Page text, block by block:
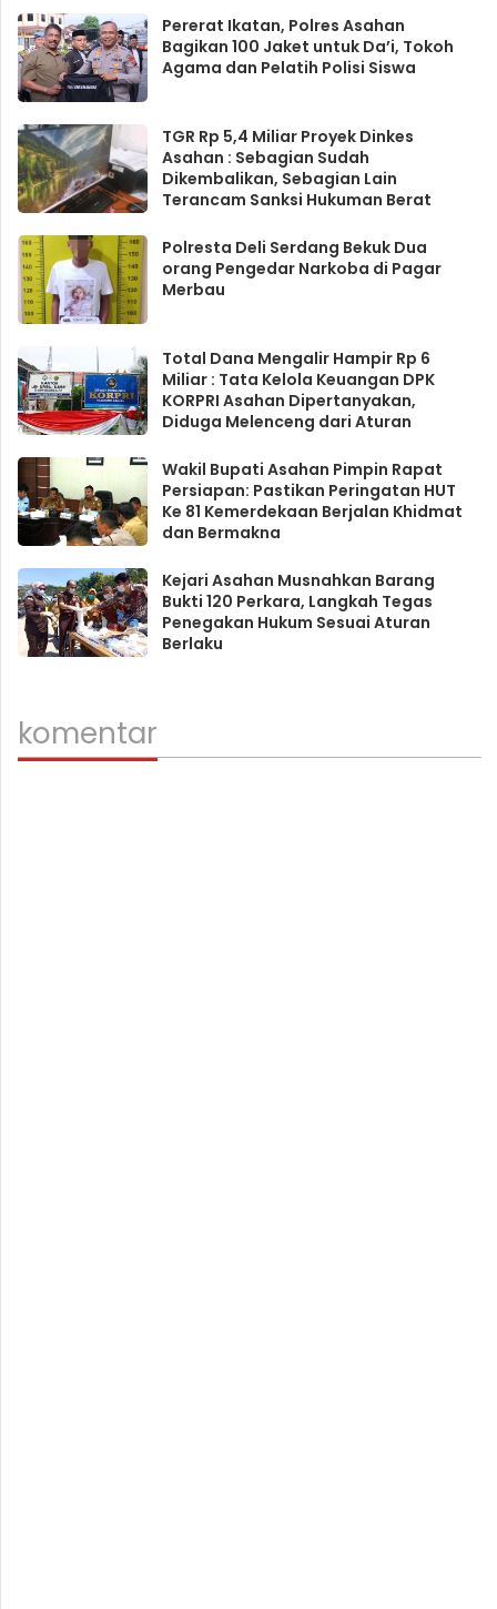
Pererat Ikatan, Polres Asahan
Bagikan 100 Jaket untuk Da’i, Tokoh
Agama dan Pelatih Polisi Siswa
TGR Rp 5,4 Miliar Proyek Dinkes
Asahan : Sebagian Sudah
Dikembalikan, Sebagian Lain
Terancam Sanksi Hukuman Berat
Polresta Deli Serdang Bekuk Dua
orang Pengedar Narkoba di Pagar
Merbau
Total Dana Mengalir Hampir Rp 6
Miliar : Tata Kelola Keuangan DPK
KORPRI Asahan Dipertanyakan,
Diduga Melenceng dari Aturan
Wakil Bupati Asahan Pimpin Rapat
Persiapan: Pastikan Peringatan HUT
Ke 81 Kemerdekaan Berjalan Khidmat
dan Bermakna
Kejari Asahan Musnahkan Barang
Bukti 120 Perkara, Langkah Tegas
Penegakan Hukum Sesuai Aturan
Berlaku
komentar